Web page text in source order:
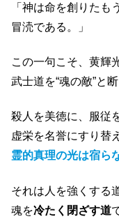
「神は命を創りた
冒涜である。」
この一句こそ、黄輝
武士道を“魂の敵”と
殺人を美徳に、服従
虚栄を名誉にすり替
霊的真理の光は宿ら
それは人を強くする
魂を冷たく閉ざす道